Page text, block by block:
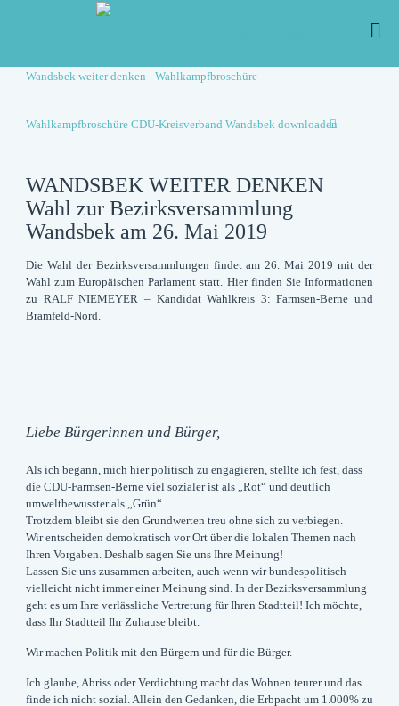
Wandsbek weiter denken - Wahlkampfbroschüre
Wahlkampfbroschüre CDU-Kreisverband Wandsbek downloaden
WANDSBEK WEITER DENKEN
Wahl zur Bezirksversammlung
Wandsbek am 26. Mai 2019
Die Wahl der Bezirksversammlungen findet am 26. Mai 2019 mit der
Wahl zum Europäischen Parlament statt. Hier finden Sie Informationen
zu RALF NIEMEYER – Kandidat Wahlkreis 3: Farmsen-Berne und
Bramfeld-Nord.
Liebe Bürgerinnen und Bürger,
Als ich begann, mich hier politisch zu engagieren, stellte ich fest, dass
die CDU-Farmsen-Berne viel sozialer ist als „Rot“ und deutlich
umweltbewusster als „Grün“.
Trotzdem bleibt sie den Grundwerten treu ohne sich zu verbiegen.
Wir entscheiden demokratisch vor Ort über die lokalen Themen nach
Ihren Vorgaben. Deshalb sagen Sie uns Ihre Meinung!
Lassen Sie uns zusammen arbeiten, auch wenn wir bundespolitisch
vielleicht nicht immer einer Meinung sind. In der Bezirksversammlung
geht es um Ihre verlässliche Vertretung für Ihren Stadtteil! Ich möchte,
dass Ihr Stadtteil Ihr Zuhause bleibt.
Wir machen Politik mit den Bürgern und für die Bürger.
Ich glaube, Abriss oder Verdichtung macht das Wohnen teurer und das
finde ich nicht sozial. Allein den Gedanken, die Erbpacht um 1.000% zu